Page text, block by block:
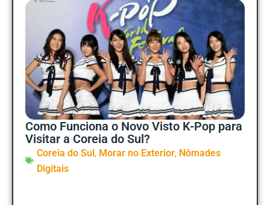
Como Funciona o Novo Visto K-Pop para
Visitar a Coreia do Sul?
Coreia do Sul, Morar no Exterior, Nômades
Digitais